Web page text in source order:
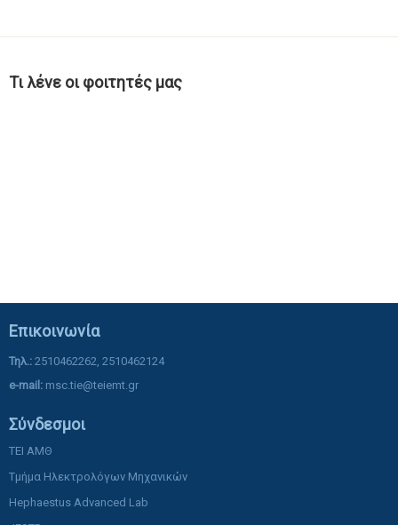
Τι λένε οι φοιτητές μας
Επικοινωνία
Τηλ.: 2510462262, 2510462124
e-mail: msc.tie@teiemt.gr
Σύνδεσμοι
ΤΕΙ ΑΜΘ
Τμήμα Ηλεκτρολόγων Μηχανικών
Hephaestus Advanced Lab